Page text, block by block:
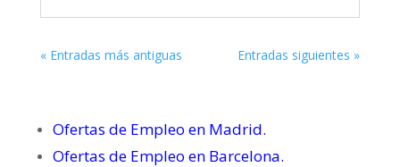
« Entradas más antiguas Entradas siguientes »
Ofertas de Empleo en Madrid.
Ofertas de Empleo en Barcelona.